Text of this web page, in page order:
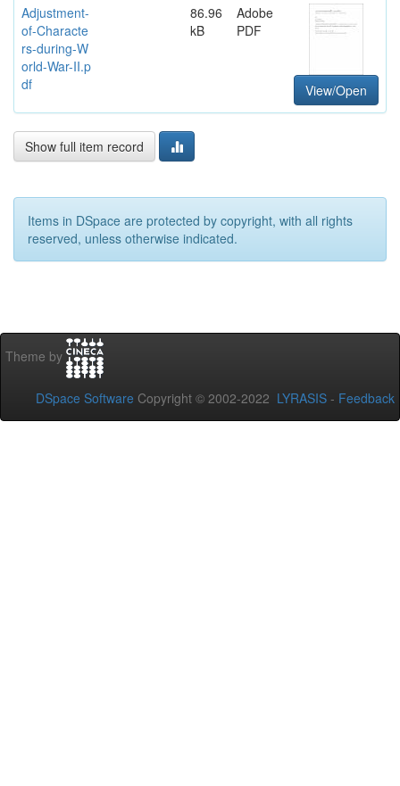
Adjustment-
of-Characte
rs-during-W
orld-War-II.p
df
86.96
kB
Adobe
PDF
View/Open
Show full item record
Items in DSpace are protected by copyright, with all rights
reserved, unless otherwise indicated.
Theme by
DSpace Software Copyright © 2002-2022 LYRASIS - Feedback